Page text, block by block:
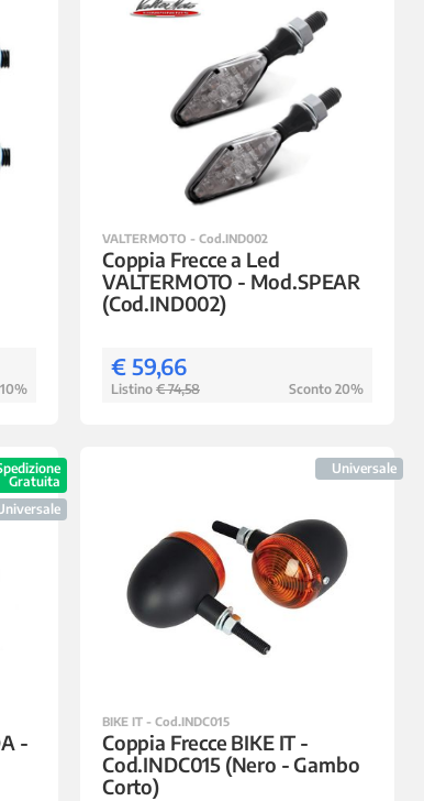
VALTERMOTO - Cod.IND002
Coppia Frecce a Led
VALTERMOTO - Mod.SPEAR
(Cod.IND002)
€ 59,66
Listino € 74,58 Sconto 20%
Gratuita
-
Universale
BIKE IT - Cod.INDC015
Coppia Frecce BIKE IT -
Cod.INDC015 (Nero - Gambo
Corto)